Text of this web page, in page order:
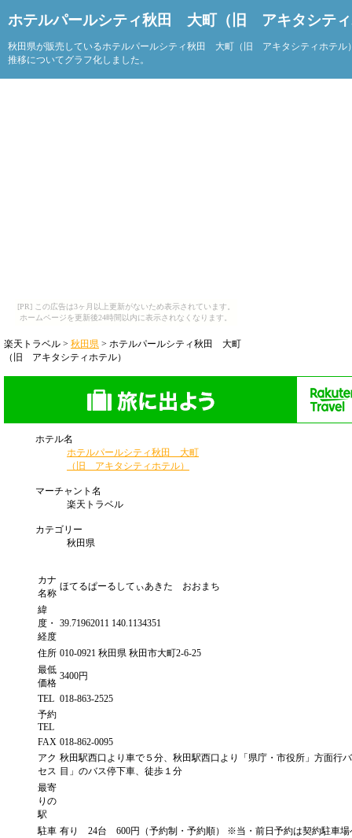
[PR] この広告は3ヶ月以上更新がないため表示されています。
ホームページを更新後24時間以内に表示されなくなります。
ホテルパールシティ秋田 大町（旧 アキタシティ
秋田県が販売しているホテルパールシティ秋田 大町（旧 アキタシティホテル
推移についてグラフ化しました。
楽天トラベル > 秋田県 > ホテルパールシティ秋田 大町
（旧 アキタシティホテル）
ホテル名
ホテルパールシティ秋田 大町
（旧 アキタシティホテル）
マーチャント名
楽天トラベル
カテゴリー
秋田県
カナ
名称
ほてるぱーるしてぃあきた おおまち
緯
度・
経度
39.71962011 140.1134351
住所 010-0921 秋田県 秋田市大町2-6-25
最低
価格
3400円
TEL 018-863-2525
予約
TEL
FAX 018-862-0095
アク
セス
秋田駅西口より車で５分、秋田駅西口より「県庁・市役所」方面行
目」のバス停下車、徒歩１分
最寄
りの
駅
駐車 有り 24台 600円（予約制・予約順） ※当・前日予約は契約駐車場